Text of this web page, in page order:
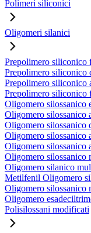
Polimeri siliconici
Oligomeri silanici
Prepolimero siliconico
Prepolimero
Prepolimero siliconico
Prepolimero siliconico
Oligomero silossanico
Oligomero silossanico
Oligomero
Oligomero silossanico
Oligomero
Oligomero
Oligomero silanico
Metilfenil Oligomero
Oligomero
Oligomero
Polisilossani modificati